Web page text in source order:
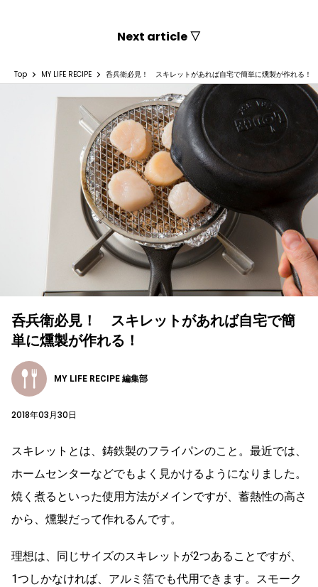
Next article ▽
Top MY LIFE RECIPE 呑兵衛必見！ スキレットがあれば自宅で簡単に燻製が作れる！
呑兵衛必見！ スキレットがあれば自宅で簡
単に燻製が作れる！
MY LIFE RECIPE 編集部
2018年03月30日
スキレットとは、鋳鉄製のフライパンのこと。最近では、
ホームセンターなどでもよく見かけるようになりました。
焼く煮るといった使用方法がメインですが、蓄熱性の高さ
から、燻製だって作れるんです。
理想は、同じサイズのスキレットが2つあることですが、
1つしかなければ、アルミ箔でも代用できます。スモーク